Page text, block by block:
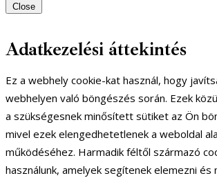
Close
Adatkezelési áttekintés
Ez a webhely cookie-kat használ, hogy
webhelyen való böngészés során. Ezek
a szükségesnek minősített sütiket az Ön
mivel ezek elengedhetetlenek a weboldal
működéséhez. Harmadik féltől származó
használunk, amelyek segítenek elemezni és